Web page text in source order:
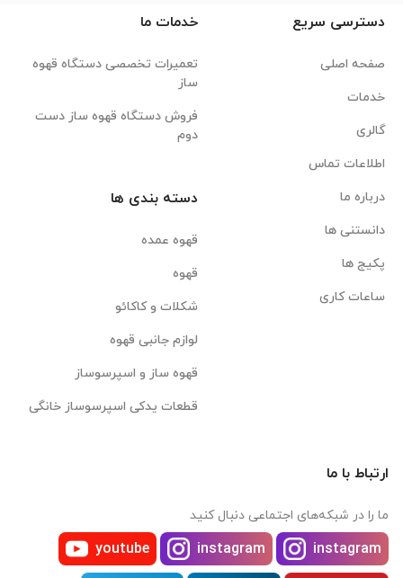
دسترسی سریع
صفحه اصلی
خدمات
گالری
اطلاعات تماس
درباره ما
دانستنی ها
پکیج ها
ساعات کاری
خدمات ما
تعمیرات تخصصی دستگاه قهوه
ساز
فروش دستگاه قهوه ساز دست
دوم
دسته بندی ها
قهوه عمده
قهوه
شکلات و کاکائو
لوازم جانبی قهوه
قهوه ساز و اسپرسوساز
قطعات یدکی اسپرسوساز خانگی
ارتباط با ما
ما را در شبکه‌های اجتماعی دنبال کنید
instagram
instagram
youtube